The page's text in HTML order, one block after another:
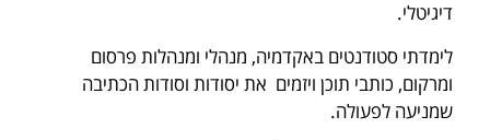
דיגיטלי.
לימדתי סטודנטים באקדמיה, מנהלי ומנהלות פרסום
ומרקום, כותבי תוכן ויזמים את יסודות וסודות הכתיבה
שמניעה לפעולה.